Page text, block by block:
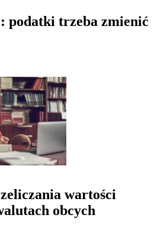
podatki trzeba zmienić
wartości
obcych